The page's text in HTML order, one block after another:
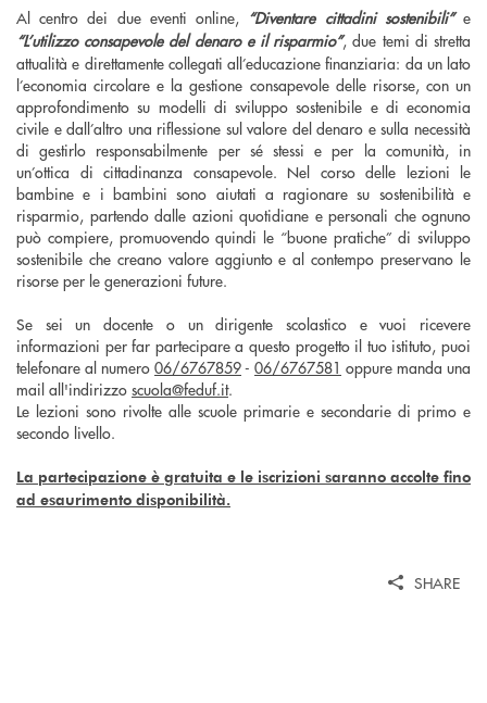
Al centro dei due eventi online, “Diventare cittadini sostenibili”e
“L’utilizzo consapevole del denaro e il risparmio”, due temi di stretta
attualità e direttamente collegati all’educazione finanziaria: da un lato
l’economia circolare e la gestione consapevole delle risorse, con un
approfondimento su modelli di sviluppo sostenibile e di economia
civile e dall’altro una riflessione sul valore del denaro e sulla necessità
di gestirlo responsabilmente per sé stessi e per la comunità, in
un’ottica di cittadinanza consapevole. Nel corso delle lezioni le
bambine e i bambini sono aiutati a ragionare su sostenibilità e
risparmio, partendo dalle azioni quotidiane e personali che ognuno
può compiere, promuovendo quindi le “buone pratiche” di sviluppo
sostenibile che creano valore aggiunto e al contempo preservano le
risorse per le generazioni future.
Se sei un docente o un dirigente scolastico e vuoi ricevere
informazioni per far partecipare a questo progetto il tuo istituto, puoi
telefonare al numero 06/6767859- 06/6767581 oppure manda una
mail all'indirizzo scuola@feduf.it.
Le lezioni sono rivolte alle scuole primarie e secondarie di primo e
secondo livello.
La partecipazione è gratuita e le iscrizioni saranno accolte fino
ad esaurimento disponibilità.
SHARE